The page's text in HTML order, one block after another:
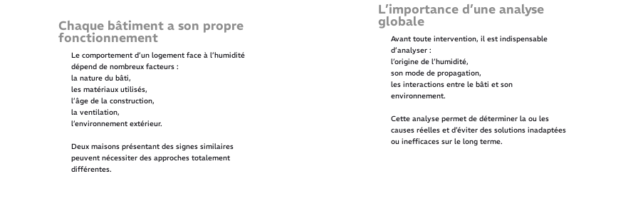
Chaque bâtiment a son propre
fonctionnement
Le comportement d’un logement face à l’humidité
dépend de nombreux facteurs :
la nature du bâti,
les matériaux utilisés,
l’âge de la construction,
la ventilation,
l’environnement extérieur.
Deux maisons présentant des signes similaires
peuvent nécessiter des approches totalement
différentes.
L’importance d’une analyse
globale
Avant toute intervention, il est indispensable
d’analyser :
l’origine de l’humidité,
son mode de propagation,
les interactions entre le bâti et son
environnement.
Cette analyse permet de déterminer la ou les
causes réelles et d’éviter des solutions inadaptées
ou inefficaces sur le long terme.